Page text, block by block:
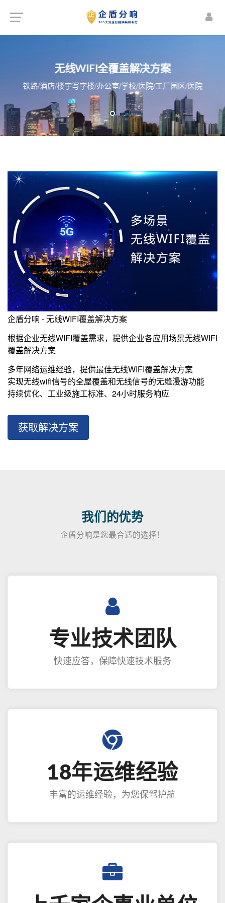
无线WIFI全覆盖解决方案
铁路/酒店/楼宇写字楼/办公室/学校/医院/工厂园区/医院
企盾分响 - 无线WIFI覆盖解决方案
根据企业无线WIFI覆盖需求，提供企业各应用场景无线WIFI
覆盖解决方案
多年网络运维经验，提供最佳无线WIFI覆盖解决方案
实现无线wifi信号的全屋覆盖和无线信号的无缝漫游功能
持续优化、工业级施工标准、24小时服务响应
获取解决方案
我们的优势
企盾分响是您最合适的选择！
专业技术团队
快速应答，保障快速技术服务
18年运维经验
丰富的运维经验，为您保驾护航